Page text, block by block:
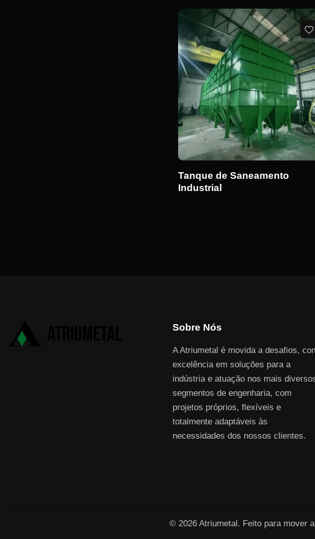
Tanque de Saneamento
Industrial
Sobre Nós
A Atriumetal é movida a desafios,
excelência em soluções para a
indústria e atuação nos mais
segmentos de engenharia, com
projetos próprios, flexíveis e
totalmente adaptáveis às
necessidades dos nossos clientes.
© 2026 Atriumetal. Feito para